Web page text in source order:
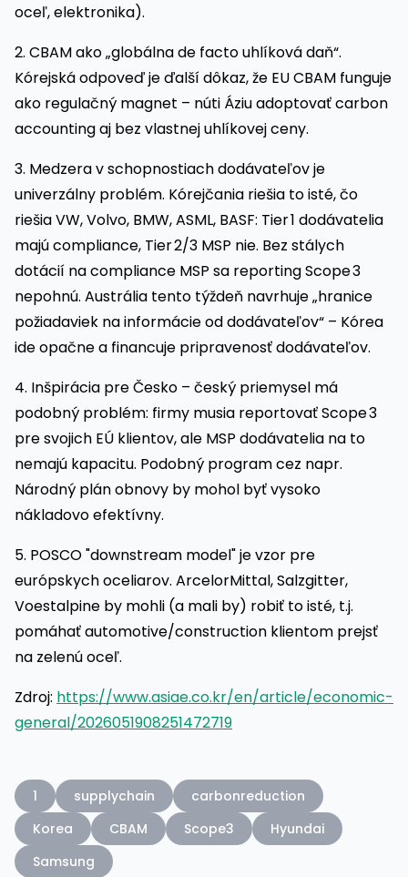
oceľ, elektronika).
2. CBAM ako „globálna de facto uhlíková daň“.
Kórejská odpoveď je ďalší dôkaz, že EU CBAM funguje
ako regulačný magnet – núti Áziu adoptovať carbon
accounting aj bez vlastnej uhlíkovej ceny.
3. Medzera v schopnostiach dodávateľov je
univerzálny problém. Kórejčania riešia to isté, čo
riešia VW, Volvo, BMW, ASML, BASF: Tier 1 dodávatelia
majú compliance, Tier 2/3 MSP nie. Bez stálych
dotácií na compliance MSP sa reporting Scope 3
nepohnú. Austrália tento týždeň navrhuje „hranice
požiadaviek na informácie od dodávateľov“ – Kórea
ide opačne a financuje pripravenosť dodávateľov.
4. Inšpirácia pre Česko – český priemysel má
podobný problém: firmy musia reportovať Scope 3
pre svojich EÚ klientov, ale MSP dodávatelia na to
nemajú kapacitu. Podobný program cez napr.
Národný plán obnovy by mohol byť vysoko
nákladovo efektívny.
5. POSCO "downstream model" je vzor pre
európskych oceliarov. ArcelorMittal, Salzgitter,
Voestalpine by mohli (a mali by) robiť to isté, t.j.
pomáhať automotive/construction klientom prejsť
na zelenú oceľ.
Zdroj: https://www.asiae.co.kr/en/article/economic-
general/2026051908251472719
1 supplychain
carbonreduction
Korea
CBAM Scope3
Hyundai
Samsung